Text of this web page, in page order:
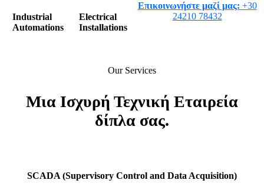
Industrial
Automations
Electrical
Installations
Επικοινωνήστε μαζί μας: +30
24210 78432
Our Services
Μια Ισχυρή Τεχνική Εταιρεία
δίπλα σας.
SCADA (Supervisory Control and Data Acquisition)